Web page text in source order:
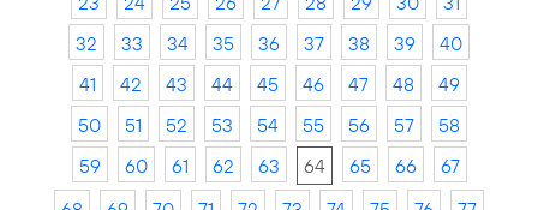
32
33 34 35 36 37 38 39
40
41
42 43 44 45 46 47 48
49
50
51 52 53 54 55 56 57
58
59
60 61 62 63 64 65 66
67